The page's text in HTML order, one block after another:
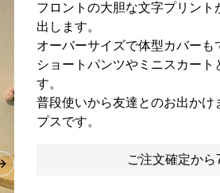
Next slide
フロントの大胆な文字プリン
出します。
オーバーサイズで体型カバーも
ショートパンツやミニスカー
す。
普段使いから友達とのお出か
プスです。
ご注文確定か